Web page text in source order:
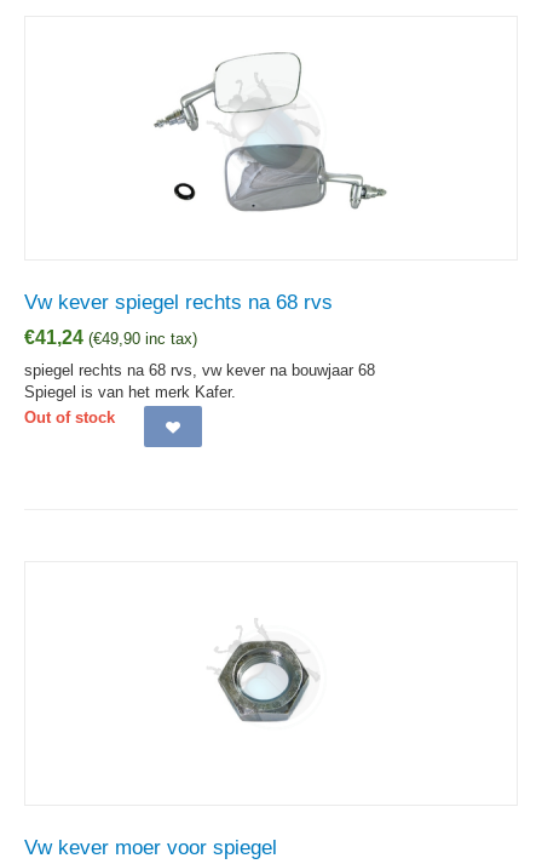
Vw kever spiegel rechts na 68 rvs
€41,24 (€49,90 inc tax)
spiegel rechts na 68 rvs, vw kever na bouwjaar 68
Spiegel is van het merk Kafer.
Out of stock
Vw kever moer voor spiegel